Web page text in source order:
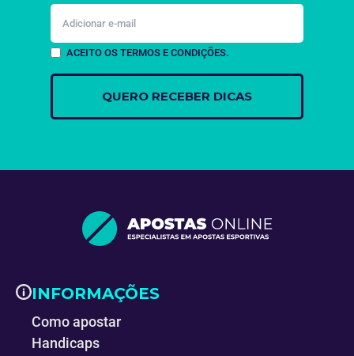
ACEITO OS TERMOS E CONDIÇÕES.
INFORMAÇÕES
Como apostar
Handicaps